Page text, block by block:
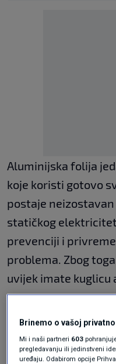
Aluminijska folija
koje koristi gotovo
postaje
statičkog
prevenciji i
problema. Zbog
uvijek imate kuglicu
Zbog hladnog
vunenih kapa, kao i
naelektrizira. Ako
Brinemo o vašoj
Mi i naši partneri 603
pregledavanju ili jedinstveni
uređaju. Odabirom opcije